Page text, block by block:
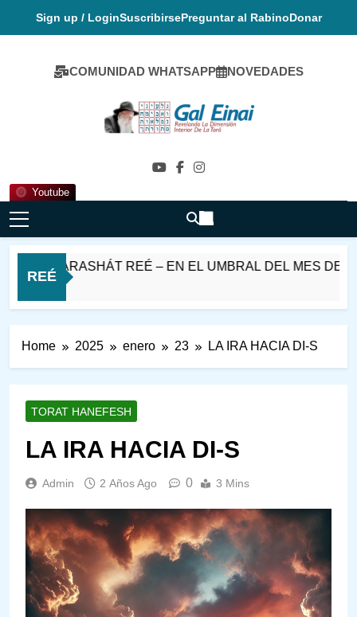
Sign up / LoginSuscribirsePreguntar al RabinoDonar
COMUNIDAD WHATSAPP NOVEDADES
Youtube
Gal Einai En
REÉ
PARASHÁT REÉ – EN EL UMBRAL DEL MES DE ELUL
Home 2025 enero 23 LA IRA HACIA DI-S
TORAT HANEFESH
LA IRA HACIA DI-S
Admin 2 Años Ago 0 3 Mins